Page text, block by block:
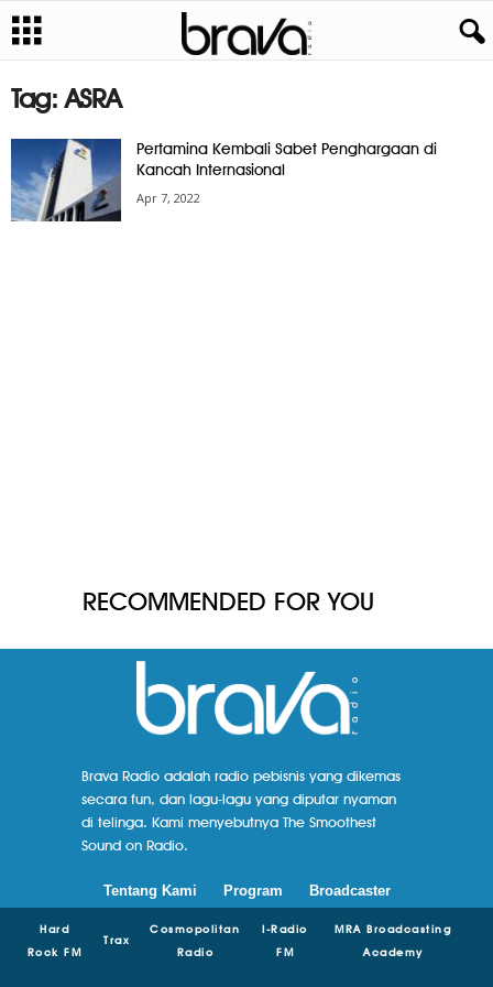
Tag: ASRA
Pertamina Kembali Sabet Penghargaan di
Kancah Internasional
Apr 7, 2022
RECOMMENDED FOR YOU
Brava Radio adalah radio pebisnis yang dikemas
secara fun, dan lagu-lagu yang diputar nyaman
di telinga. Kami menyebutnya The Smoothest
Sound on Radio.
Tentang Kami Program Broadcaster
Hard
Rock FM
Trax
Cosmopolitan
Radio
I-Radio
FM
MRA Broadcasting
Academy